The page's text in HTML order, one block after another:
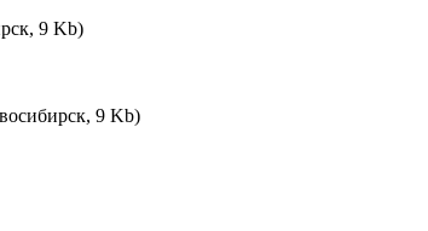
9 Kb)
9 Kb)